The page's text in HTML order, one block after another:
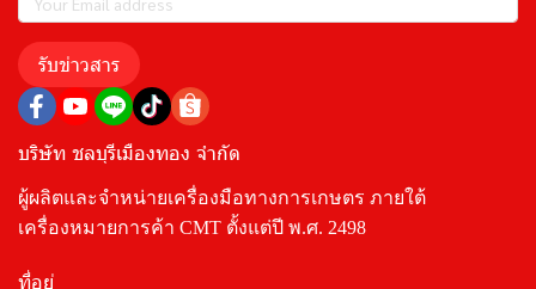
รับข่าวสาร
บริษัท ชลบุรีเมืองทอง จำกัด
ผู้ผลิตและจำหน่ายเครื่องมือทางการเกษตร ภายใต้
เครื่องหมายการค้า CMT ตั้งแต่ปี พ.ศ. 2498
ที่อยู่